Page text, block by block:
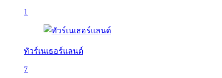
1
ทัวร์เนเธอร์แลนด์
7